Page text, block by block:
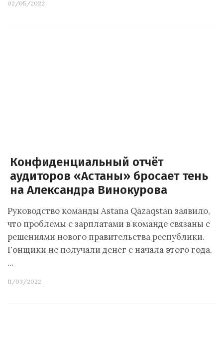
02/05/2022
Конфиденциальный отчёт
аудиторов «Астаны» бросает тень
на Александра Винокурова
Руководство команды Astana Qazaqstan заявило,
что проблемы с зарплатами в команде связаны с
решениями нового правительства республики.
Гонщики не получали денег с начала этого года.
…
11/03/2022